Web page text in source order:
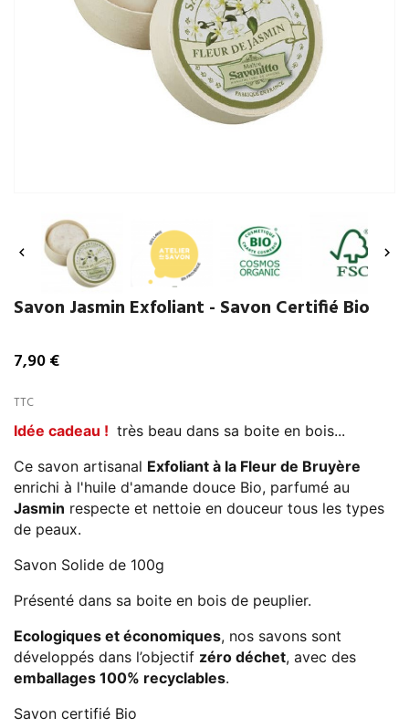
 
Savon Jasmin Exfoliant - Savon Certifié Bio
7,90 €
TTC
Idée cadeau ! très beau dans sa boite en bois...
Ce savon artisanal Exfoliant à la Fleur de Bruyère
enrichi à l'huile d'amande douce Bio, parfumé au
Jasmin respecte et nettoie en douceur tous les types
de peaux.
Savon Solide de 100g
Présenté dans sa boite en bois de peuplier.
Ecologiques et économiques, nos savons sont
développés dans l’objectif zéro déchet, avec des
emballages 100% recyclables.
Savon certifié Bio